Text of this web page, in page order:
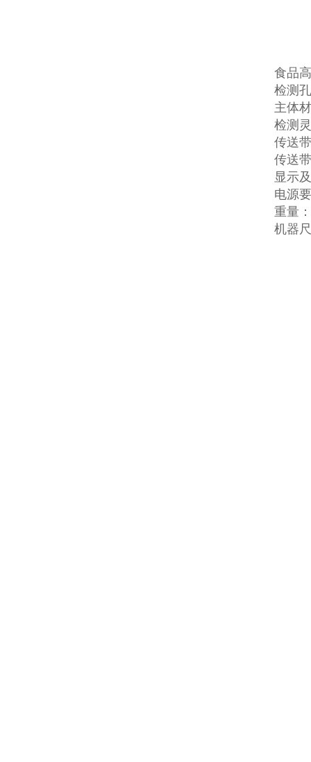
食品
检测
主体
检测
传送
传送
显示
电源
重量
机器